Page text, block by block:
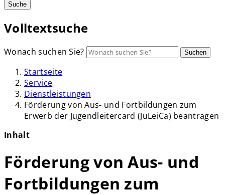
Suche
Volltextsuche
Wonach suchen Sie? Suchen
Startseite
Service
Dienstleistungen
Förderung von Aus- und Fortbildungen zum
Erwerb der Jugendleitercard (JuLeiCa) beantragen
Inhalt
Förderung von Aus- und
Fortbildungen zum